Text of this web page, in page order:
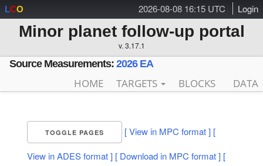
2026-08-08 16:15 UTC Login
LCO
Minor planet follow-up portal
v. 3.17.1
Source Measurements: 2026 EA
HOME TARGETS BLOCKS DATA
TOGGLE PAGES [ View in MPC format ] [
View in ADES format ] [ Download in MPC format ] [